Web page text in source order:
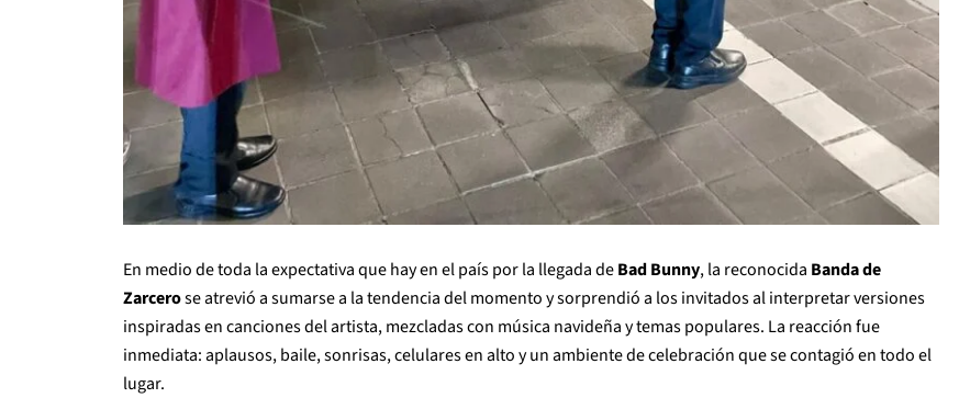
En medio de toda la expectativa que hay en el país por la llegada deBad Bunny, la reconocida Banda de
Zarcerose atrevió a sumarse a la tendencia del momento y sorprendió a los invitados al interpretar versiones
inspiradas en canciones del artista, mezcladas con música navideña y temas populares. La reacción fue
inmediata: aplausos, baile, sonrisas, celulares en alto y un ambiente de celebración que se contagió en todo el
lugar.